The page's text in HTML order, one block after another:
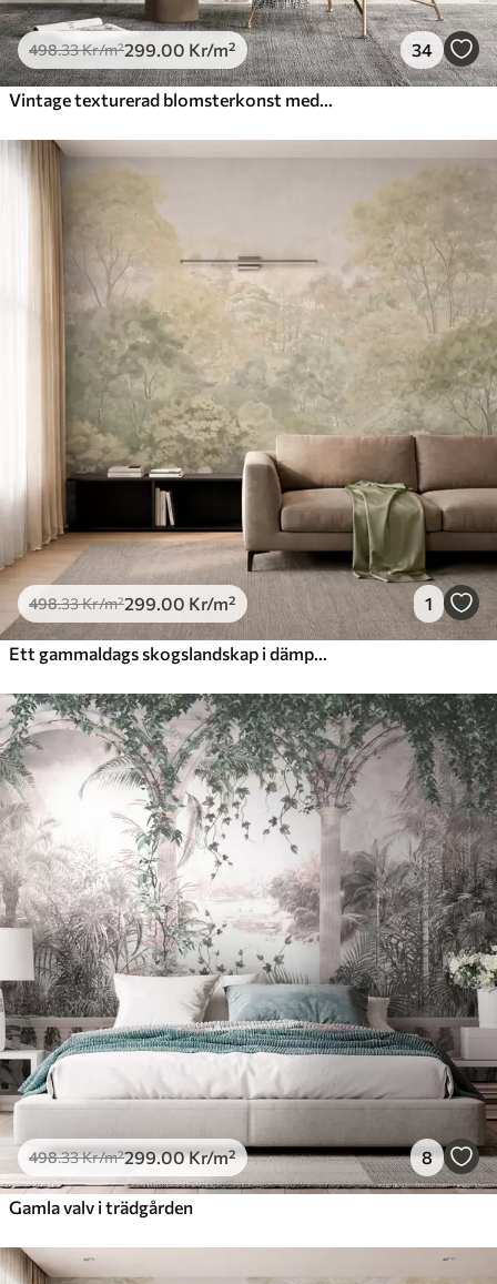
498.33Kr/m²299.00 Kr/m² 34
Vintage texturerad blomsterkonst med illustrationer av delikata trädgårdsblommor och blad i teckningsstil, mjuka pastellbeige och sepiafärger
498.33Kr/m²299.00 Kr/m² 1
Ett gammaldags skogslandskap i dämpade gröna nyanser
498.33Kr/m²299.00Kr/m² 8
Gamla valv i trädgården